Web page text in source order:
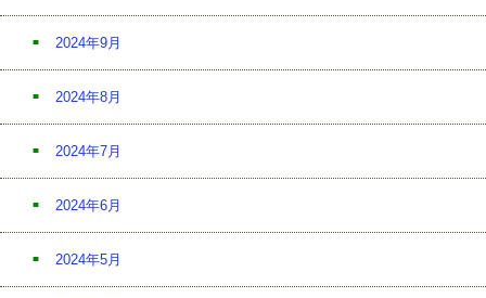
2024年9月
2024年8月
2024年7月
2024年6月
2024年5月